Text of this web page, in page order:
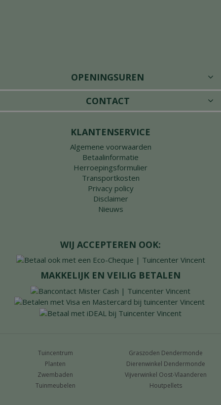
OPENINGSUREN
CONTACT
KLANTENSERVICE
Algemene voorwaarden
Betaalinformatie
Herroepingsformulier
Transportkosten
Privacy policy
Disclaimer
Nieuws
WIJ ACCEPTEREN OOK:
MAKKELIJK EN VEILIG BETALEN
Tuincentrum
Planten
Zwembaden
Tuinmeubelen
Graszoden Dendermonde
Dierenwinkel Dendermonde
Vijverwinkel Oost-Vlaanderen
Houtpellets